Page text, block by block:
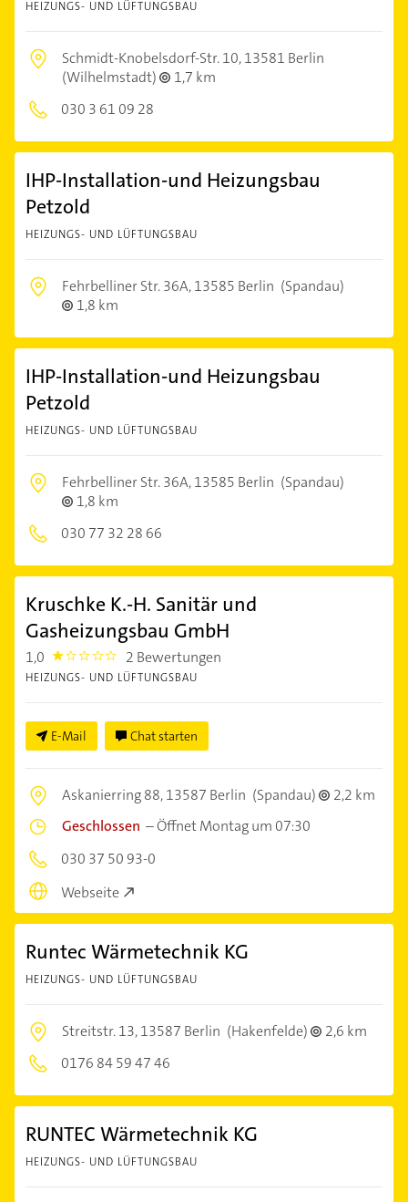
HEIZUNGS- UND LÜFTUNGSBAU
Schmidt-Knobelsdorf-Str. 10,13581 Berlin
(Wilhelmstadt)
1,7 km
030 3 61 09 28
IHP-Installation-und Heizungsbau
Petzold
HEIZUNGS- UND LÜFTUNGSBAU
Fehrbelliner Str. 36A,13585 Berlin (Spandau)
1,8 km
IHP-Installation-und Heizungsbau
Petzold
HEIZUNGS- UND LÜFTUNGSBAU
Fehrbelliner Str. 36A,13585 Berlin (Spandau)
1,8 km
030 77 32 28 66
Kruschke K.-H. Sanitär und
Gasheizungsbau GmbH
1,0 1.0 2 Bewertungen
HEIZUNGS- UND LÜFTUNGSBAU
E-Mail Chat starten
Askanierring 88,13587 Berlin (Spandau)
2,2 km
Geschlossen –Öffnet Montag um 07:30
030 37 50 93-0
Webseite
Runtec Wärmetechnik KG
HEIZUNGS- UND LÜFTUNGSBAU
Streitstr. 13,13587 Berlin (Hakenfelde)
2,6 km
0176 84 59 47 46
RUNTEC Wärmetechnik KG
HEIZUNGS- UND LÜFTUNGSBAU